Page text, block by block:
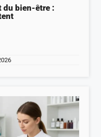
du bien-être :